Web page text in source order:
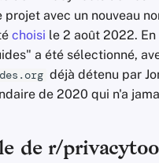
avec un nouveau
choisi le 2 août 2022.
a été sélectionné,
déjà détenu par
de 2020 qui n'a
de r/